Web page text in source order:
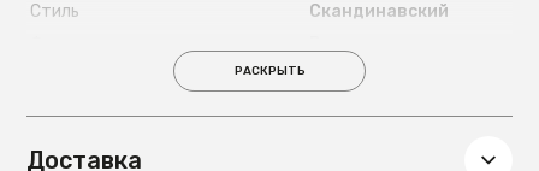
Стиль
Скандинавский
Высота сиденья, см
Страна
РАСКРЫТЬ
Доставка